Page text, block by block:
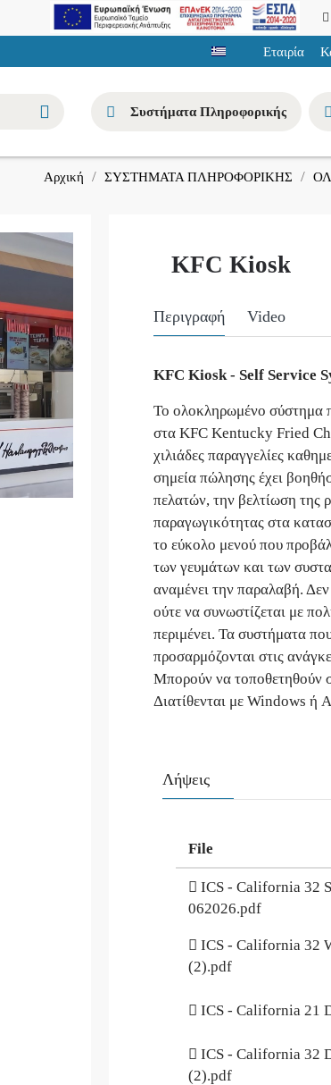
Εταιρία
Συστήματα Πληροφορικής
Αρχική ΣΥΣΤΗΜΑΤΑ ΠΛΗΡΟΦΟΡΙΚΗΣ
KFC Kiosk
Λήψεις
File
ICS - California 32
062026.pdf
ICS - California 32
(2).pdf
ICS - California 21
ICS - California 32
(2).pdf
Περιγραφή Video
KFC Kiosk - Self Service
Το ολοκληρωμένο σύστημα
στα KFC Kentucky Fried
χιλιάδες παραγγελίες
σημεία πώλησης έχει
πελατών, την βελτίωση της
παραγωγικότητας στα
το εύκολο μενού που
των γευμάτων και των
αναμένει την παραλαβή. Δεν
ούτε να συνωστίζεται με
περιμένει. Τα συστήματα
προσαρμόζονται στις
Μπορούν να τοποθετηθούν
Διατίθενται με Windows ή